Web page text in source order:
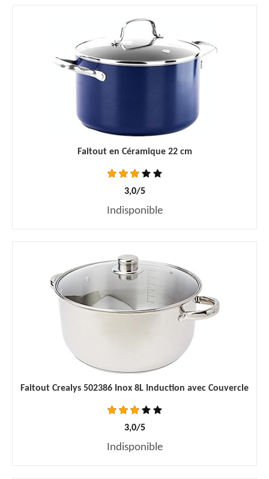
Faitout en Céramique 22 cm
3,0/5
Indisponible
Faitout Crealys 502386 Inox 8L Induction avec Couvercle
3,0/5
Indisponible